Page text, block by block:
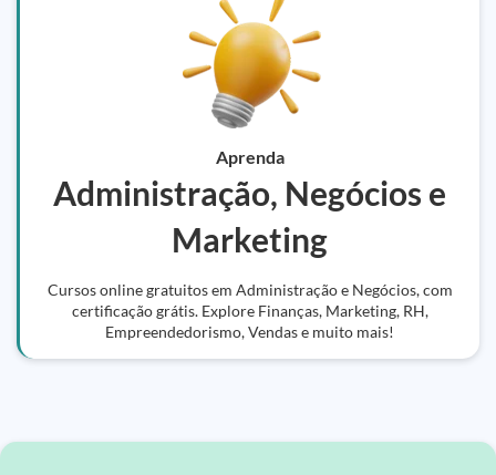
Aprenda
Administração, Negócios e
Marketing
Cursos online gratuitos em Administração e Negócios, com
certificação grátis. Explore Finanças, Marketing, RH,
Empreendedorismo, Vendas e muito mais!